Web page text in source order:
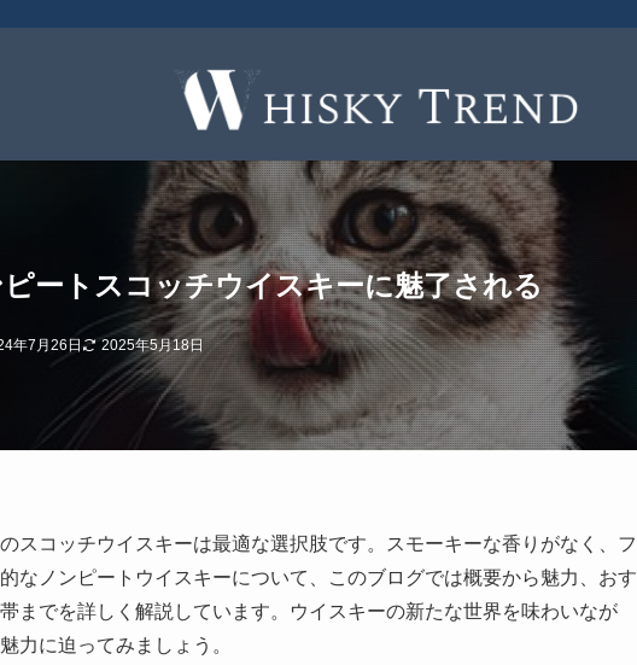
ートスコッチウイスキーに魅了される
年7月26日 2025年5月18日
スコッチウイスキーは最適な選択肢です。スモーキーな香りがなく、フ
なノンピートウイスキーについて、このブログでは概要から魅力、おす
までを詳しく解説しています。ウイスキーの新たな世界を味わいなが
力に迫ってみましょう。